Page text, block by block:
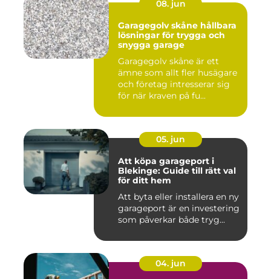
08. jun
Garagegolv skåne hållbara
lösningar för trygga och
snygga garage
Garagegolv skåne är ett
ämne som allt fler husägare
och företag intresserar sig
för när kraven på fu...
05. jun
Att köpa garageport i
Blekinge: Guide till rätt val
för ditt hem
Att byta eller installera en ny
garageport är en investering
som påverkar både tryg...
04. jun